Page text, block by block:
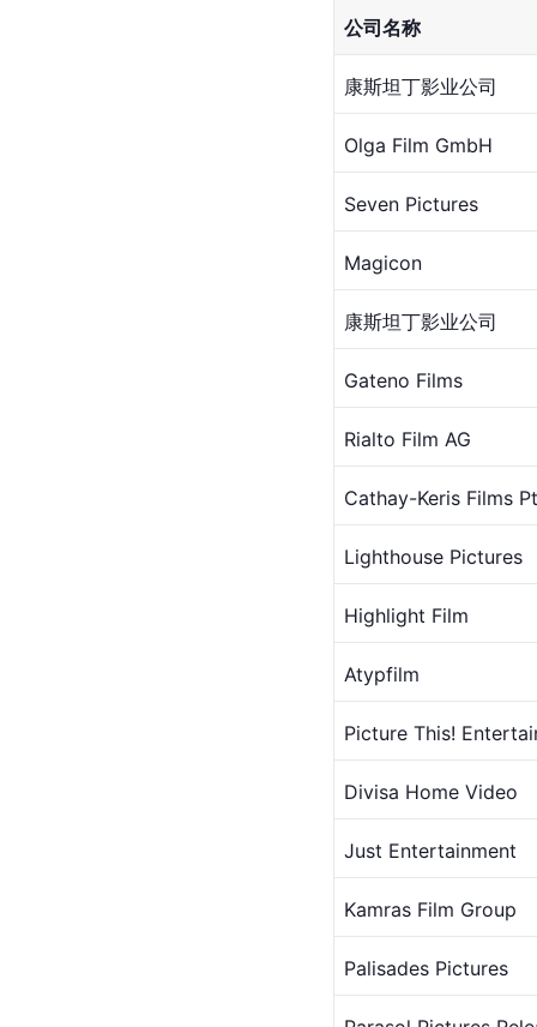
公司名称
康斯坦丁影业公司
Olga Film GmbH
Seven Pictures
Magicon
康斯坦丁影业公司
Gateno Films
Rialto Film AG
Cathay-Keris Films
Lighthouse Pictures
Highlight Film
Atypfilm
Picture This!
Divisa Home Video
Just Entertainment
Kamras Film Group
Palisades Pictures